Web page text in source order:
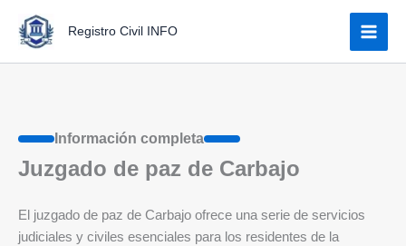
contenido
Registro Civil INFO
Información completa
Juzgado de paz de Carbajo
El juzgado de paz de Carbajo ofrece una serie de servicios
judiciales y civiles esenciales para los residentes de la